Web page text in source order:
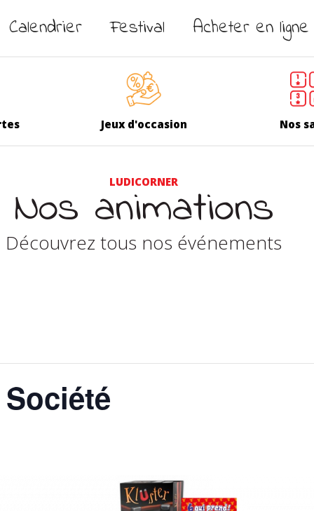
Calendrier Festival Acheter en ligne
Jeux d'occasion Nos
LUDICORNER
Nos animations
Découvrez tous nos événements